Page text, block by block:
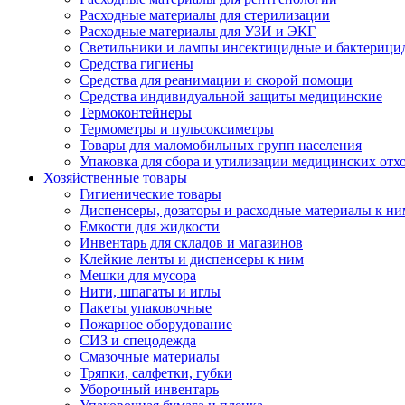
Расходные материалы для стерилизации
Расходные материалы для УЗИ и ЭКГ
Светильники и лампы инсектицидные и
Средства гигиены
Средства для реанимации и скорой помощи
Средства индивидуальной защиты медицинские
Термоконтейнеры
Термометры и пульсоксиметры
Товары для маломобильных групп населения
Упаковка для сбора и утилизации медицинских
Хозяйственные товары
Гигиенические товары
Диспенсеры, дозаторы и расходные материалы к
Емкости для жидкости
Инвентарь для складов и магазинов
Клейкие ленты и диспенсеры к ним
Мешки для мусора
Нити, шпагаты и иглы
Пакеты упаковочные
Пожарное оборудование
СИЗ и спецодежда
Смазочные материалы
Тряпки, салфетки, губки
Уборочный инвентарь